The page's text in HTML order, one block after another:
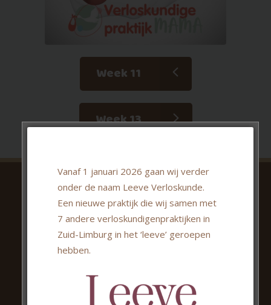
Week 11
Week 13
Contactgegevens
Verloskundige praktijk MAMA
Akerstraat Noord 74
6431 HN Hoensbroek
info@verloskundigepraktijkmama.nl
www.verloskundigepraktijkmama.nl
Vanaf 1 januari 2026 gaan wij verder
onder de naam Leeve Verloskunde.
Een nieuwe praktijk die wij samen met
7 andere verloskundigenpraktijken in
Zuid-Limburg in het ‘leeve’ geroepen
hebben.